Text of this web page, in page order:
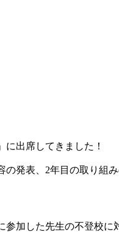
出席してきました！
発表、2年目の取り組
加した先生の不登校